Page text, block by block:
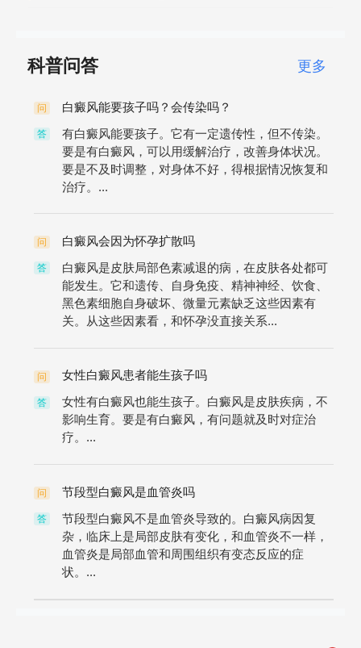
科普问答 更多
问 白癜风能要孩子吗？会传染吗？
答
有白癜风能要孩子。它有一定遗传性，但不传染。
要是有白癜风，可以用缓解治疗，改善身体状况。
要是不及时调整，对身体不好，得根据情况恢复和
治疗。...
问 白癜风会因为怀孕扩散吗
答
白癜风是皮肤局部色素减退的病，在皮肤各处都可
能发生。它和遗传、自身免疫、精神神经、饮食、
黑色素细胞自身破坏、微量元素缺乏这些因素有
关。从这些因素看，和怀孕没直接关系...
问 女性白癜风患者能生孩子吗
答
女性有白癜风也能生孩子。白癜风是皮肤疾病，不
影响生育。要是有白癜风，有问题就及时对症治
疗。...
问 节段型白癜风是血管炎吗
答
节段型白癜风不是血管炎导致的。白癜风病因复
杂，临床上是局部皮肤有变化，和血管炎不一样，
血管炎是局部血管和周围组织有变态反应的症
状。...